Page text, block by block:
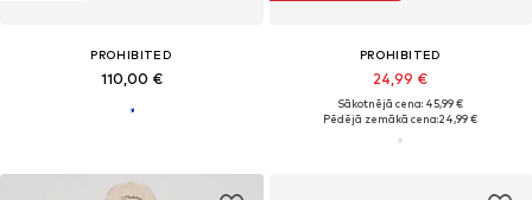
PROHIBITED
110,00 €
PROHIBITED
24,99 €
Sākotnējā cena: 45,99 €
Pēdējā zemākā cena:24,99 €